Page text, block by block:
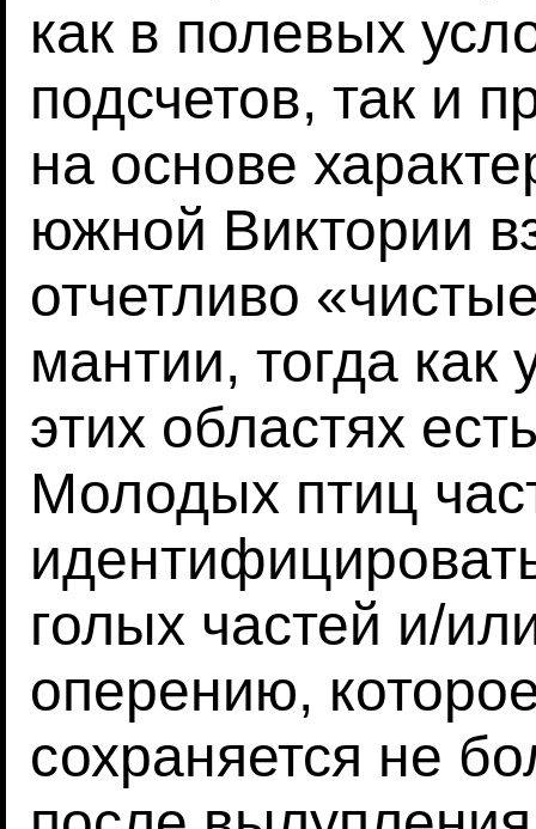
как в полевых
подсчетов, так и
на основе
южной Виктории
отчетливо
мантии, тогда как
этих областях
Молодых птиц
голых частей и/
оперению,
сохраняется не